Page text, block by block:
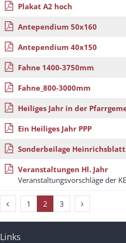
Plakat A2 hoch
Antependium 50x160
Antependium 40x150
Fahne 1400-3750mm
Fahne_800-3000mm
Heiliges Jahr in der
Ein Heiliges Jahr PPP
Sonderbeilage Heinrichsblatt
Veranstaltungen Hl. Jahr
Veranstaltungsvorschläge der
Vorherige Seite
1 2 3 Nächste Seite
Links